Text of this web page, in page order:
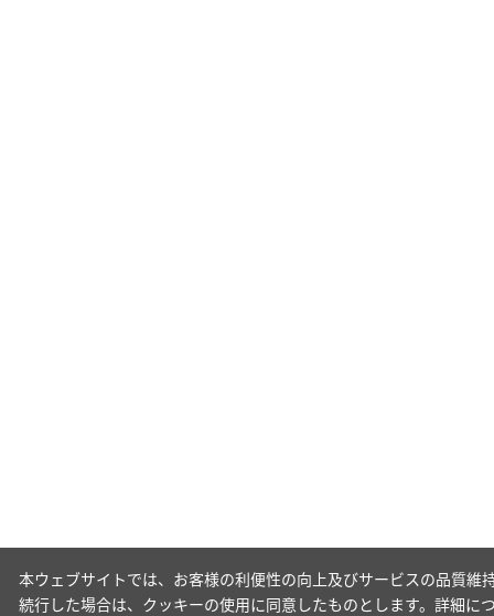
本ウェブサイトでは、お客様の利便性の向上及びサービスの品質
続行した場合は、クッキーの使用に同意したものとします。詳細